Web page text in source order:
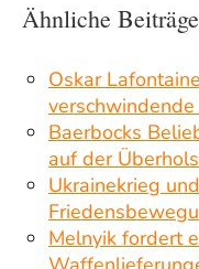
Ähnliche
Oskar
Baerbocks
auf der
Ukrainekrieg
Melnyik fordert